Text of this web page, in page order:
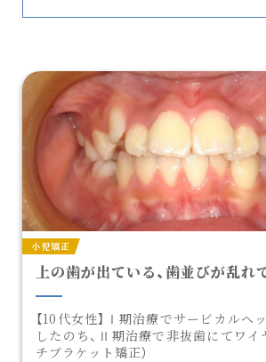
小児矯正
上の歯が出ている、歯並びが乱れ
【10代女性】Ⅰ期治療でサービカルヘ
したのち、Ⅱ期治療で非抜歯にてワイ
チブラケット矯正）